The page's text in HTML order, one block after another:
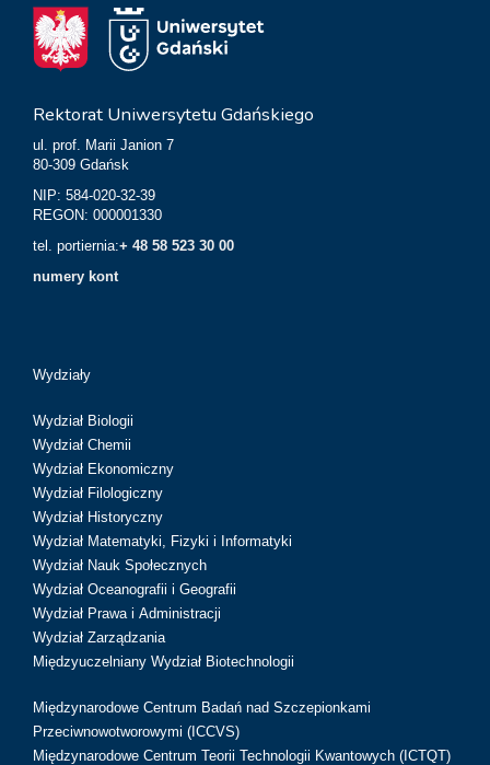
Rektorat Uniwersytetu Gdańskiego
ul. prof. Marii Janion 7
80-309 Gdańsk
NIP: 584-020-32-39
REGON: 000001330
tel. portiernia:+ 48 58 523 30 00
numery kont
Wydziały
Wydział Biologii
Wydział Chemii
Wydział Ekonomiczny
Wydział Filologiczny
Wydział Historyczny
Wydział Matematyki, Fizyki i Informatyki
Wydział Nauk Społecznych
Wydział Oceanografii i Geografii
Wydział Prawa i Administracji
Wydział Zarządzania
Międzyuczelniany Wydział Biotechnologii
Międzynarodowe Centrum Badań nad Szczepionkami
Przeciwnowotworowymi (ICCVS)
Międzynarodowe Centrum Teorii Technologii Kwantowych (ICTQT)